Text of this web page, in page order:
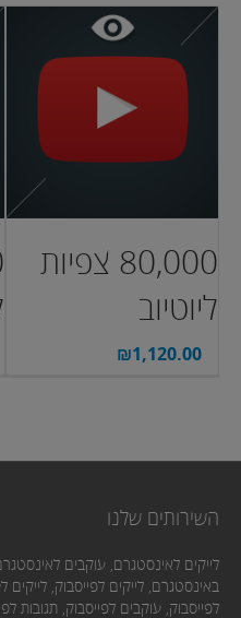
80,000 צפיות
ליוטיוב
₪1,120.00
השירותים שלנו
לייקים לאינסטגרם, עוקבים
באינסטגרם, לייקים לפייסבוק, לייקים
לפייסבוק, עוקבים לפייסבוק, תגובות